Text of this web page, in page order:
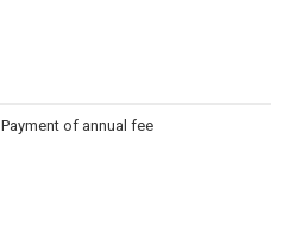
Payment of annual fee